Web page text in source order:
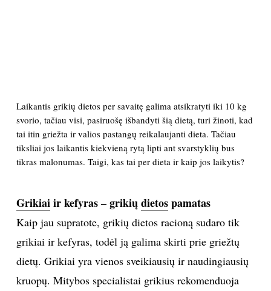
POLITIKA
KULTŪRA
KINAS
MUZIKA
Laikantis grikių dietos per savaitę galima atsikratyti iki 10 kg
svorio, tačiau visi, pasiruošę išbandyti šią dietą, turi žinoti, kad
tai itin griežta ir valios pastangų reikalaujanti dieta. Tačiau
tiksliai jos laikantis kiekvieną rytą lipti ant svarstyklių bus
tikras malonumas. Taigi, kas tai per dieta ir kaip jos laikytis?
Grikiaiir kefyras – grikiųdietospamatas
Kaip jau supratote, grikių dietos racioną sudaro tik
grikiai ir kefyras, todėl ją galima skirti prie griežtų
dietų. Grikiai yra vienos sveikiausių ir naudingiausių
kruopų. Mitybos specialistai grikius rekomenduoja